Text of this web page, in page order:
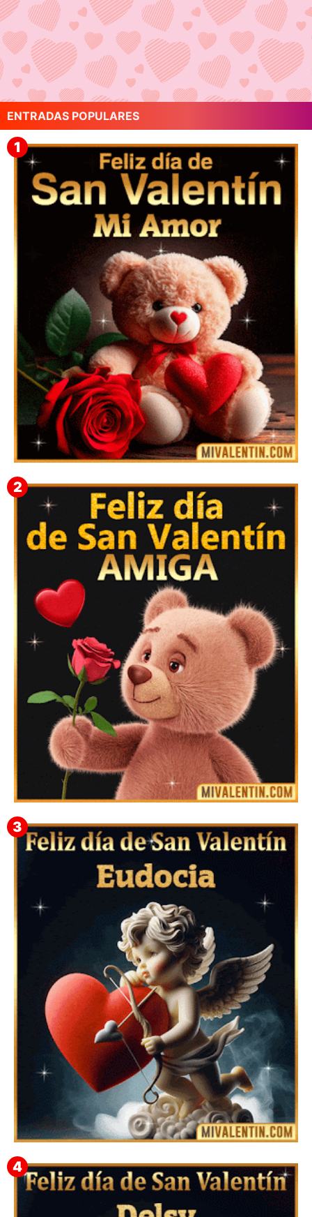
ENTRADAS POPULARES
🎁 Imágenes Gif Personalizadas con Nombres para
San Valentín 2026 💘
Mensajes Tarjetas y GiF de San Valentín para Amigas